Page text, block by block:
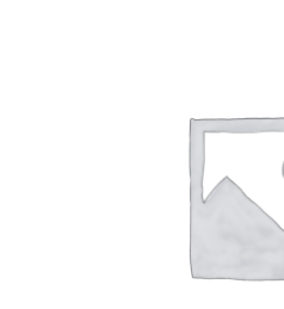
5.00
DODAJ DO